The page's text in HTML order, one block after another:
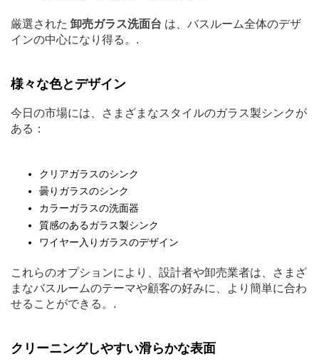
厳選された 卸売ガラス洗面台 は、バスルーム全体のデザ
インの中心になり得る。.
様々な色とデザイン
今日の市場には、さまざまなスタイルのガラス製シンクが
ある：
クリアガラスのシンク
曇りガラスのシンク
カラーガラスの洗面器
質感のあるガラス製シンク
ワイヤー入りガラスのデザイン
これらのオプションにより、設計者や卸売業者は、さまざ
まなバスルームのテーマや顧客の好みに、より簡単に合わ
せることができる。.
クリーニングしやすい滑らかな表面